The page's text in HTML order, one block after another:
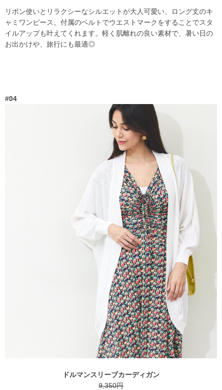
リボン使いとリラクシーなシルエットが大人可愛い、ロング丈のキ
ャミワンピース。付属のベルトでウエストマークをすることでスタ
イルアップも叶えてくれます。軽く肌離れの良い素材で、暑い日の
お出かけや、旅行にも最適◎
#04
ドルマンスリーブカーディガン
9,350円